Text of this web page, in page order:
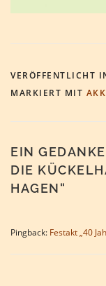
VERÖFFENTLICHT
MARKIERT MIT
EIN
DIE
HAGEN“
Pingback: Festakt „40